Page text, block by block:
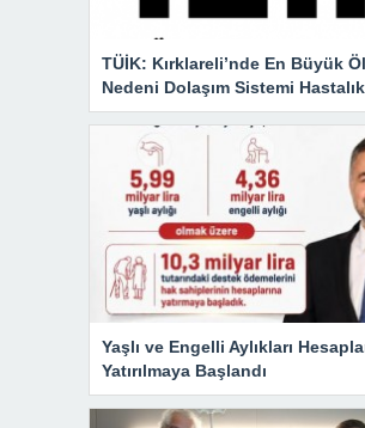
TÜİK: Kırklareli’nde En Büyük
Nedeni Dolaşım Sistemi
Yaşlı ve Engelli Aylıkları
Yatırılmaya Başlandı